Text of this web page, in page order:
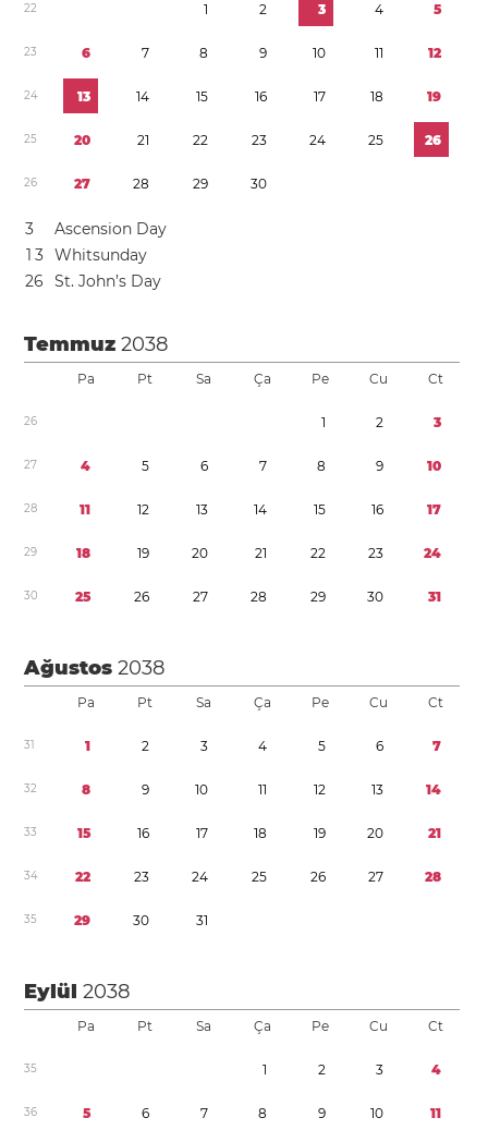
22 1 2 3 4 5
23 6 7 8 9 10 11 12
24 13 14 15 16 17 18 19
25 20 21 22 23 24 25 26
26 27 28 29 30
3
Ascension Day
1 3 Whitsunday
26 St. John’s Day
Temmuz2038
Pa Pt Sa Ça Pe Cu Ct
26 1 2 3
27 4 5 6 7 8 9 10
28 11 12 13 14 15 16 17
29 18 19 20 21 22 23 24
30 25 26 27 28 29 30 31
Ağustos2038
Pa Pt Sa Ça Pe Cu Ct
31 1 2 3 4 5 6 7
32 8 9 10 11 12 13 14
33 15 16 17 18 19 20 21
34 22 23 24 25 26 27 28
35 29 30 31
Eylül2038
Pa Pt Sa Ça Pe Cu Ct
35 1 2 3 4
36 5 6 7 8 9 10 11